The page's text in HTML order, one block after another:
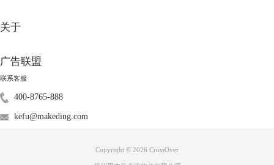
关于
广告联盟
联系客服
400-8765-888
kefu@makeding.com
Copyright © 2026 CrossOver